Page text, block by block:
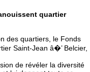
quartier
des quartiers, le Fonds
Saint-Jean â�’ Belcier,
de révéler la diversité